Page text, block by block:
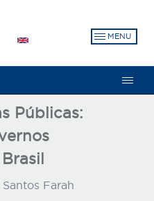
MENU
Públicas:
Farah